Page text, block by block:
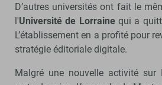
D’autres universités ont fait le
l'Université de Lorrainequi a
L’établissement en a profité pour
stratégie éditoriale digitale.
Malgré une nouvelle activité sur